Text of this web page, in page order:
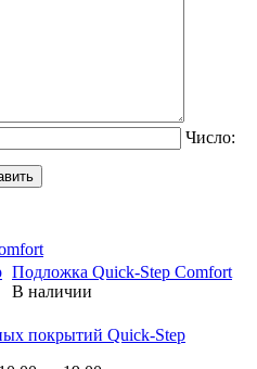
Число:
Подложка Quick-Step Comfort
В наличии